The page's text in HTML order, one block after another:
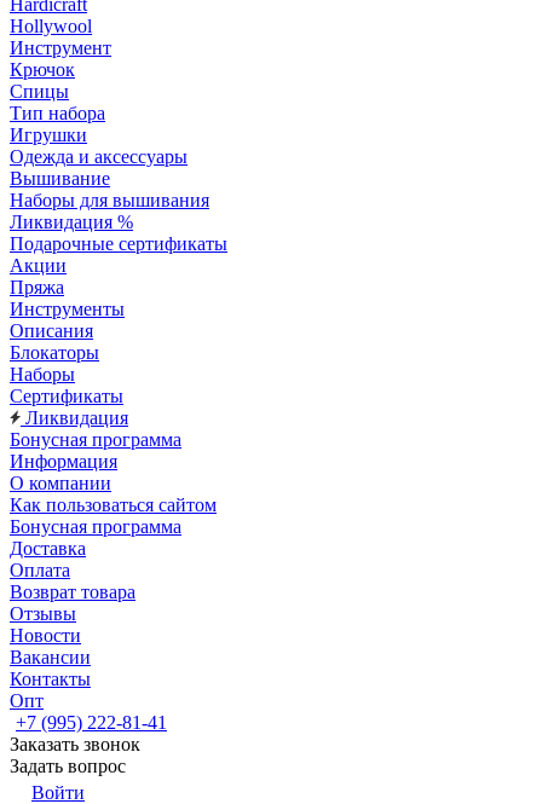
Hardicraft
Hollywool
Инструмент
Крючок
Спицы
Тип набора
Игрушки
Одежда и аксессуары
Вышивание
Наборы для вышивания
Ликвидация %
Подарочные сертификаты
Акции
Пряжа
Инструменты
Описания
Блокаторы
Наборы
Сертификаты
Ликвидация
Бонусная программа
Информация
О компании
Как пользоваться сайтом
Бонусная программа
Доставка
Оплата
Возврат товара
Отзывы
Новости
Вакансии
Контакты
Опт
+7 (995) 222-81-41
Заказать звонок
Задать вопрос
Войти